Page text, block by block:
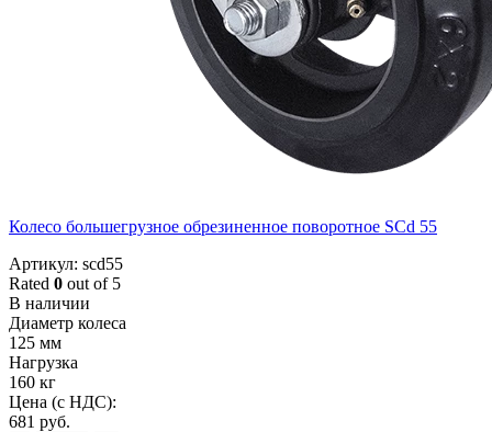
Колесо большегрузное обрезиненное поворотное SCd 55
Артикул: scd55
Rated 0 out of 5
В наличии
Диаметр колеса
125 мм
Нагрузка
160 кг
Цена (с НДС):
681 руб.